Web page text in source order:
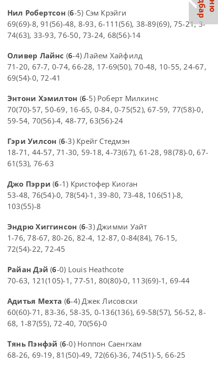
Нил Робертсон (6-5) Сэм Крэйги
69(69)-8, 91(56)-48, 8-93, 6-111(56), 38-89(69), 75-21, 3-
74(63), 33-93, 76-50, 73-24, 68(56)-14
Оливер Лайнс (6-4) Лайем Хайфилд
71-20, 67-7, 0-74, 66-28, 17-69(50), 70-48, 10-55, 24-67,
69(54)-0, 72-41
Энтони Хэмилтон (6-5) Роберт Милкинс
70(70)-57, 50-69, 16-65, 0-84, 0-75(52), 67-59, 77(58)-0,
59-54, 70(56)-4, 48-77, 63(56)-24
Гэри Уилсон (6-3) Крейг Стедмэн
18-71, 44-57, 71-30, 59-18, 4-73(67), 61-28, 98(78)-0, 67-
61(53), 76-63
Джо Пэрри (6-1) Кристофер Киоган
53-48, 76(54)-0, 78(54)-1, 39-80, 73-48, 106(51)-8,
103(55)-8
Эндрю Хиггинсон (6-3) Джимми Уайт
1-76, 78-67, 80-26, 82-4, 12-87, 0-84(84), 76-15,
72(54)-22, 72-45
Райан Дэй (6-0) Louis Heathcote
70-63, 121(105)-1, 77-51, 80(80)-0, 113(69)-1, 69-44
Адитья Мехта (6-4) Джек Лисовски
60(60)-71, 83-36, 58-35, 0-136(136), 69-58(57), 56-52, 8-
68, 1-87(55), 72-40, 70(56)-0
Тянь Пэнфэй (6-0) Ноппон Саенгхам
68-26, 69-19, 81(50)-49, 72(66)-36, 74(51)-5, 66-25